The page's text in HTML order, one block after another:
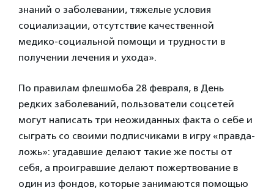
знаний о заболевании, тяжелые условия
социализации, отсутствие качественной
медико-социальной помощи и трудности в
получении лечения и ухода».
По правилам флешмоба 28 февраля, в День
редких заболеваний, пользователи соцсетей
могут написать три неожиданных факта о себе и
сыграть со своими подписчиками в игру «правда-
ложь»: угадавшие делают такие же посты от
себя, а проигравшие делают пожертвование в
один из фондов, которые занимаются помощью